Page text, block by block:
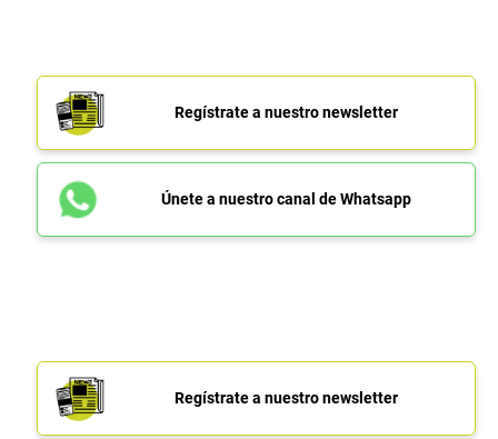
Regístrate a nuestro newsletter
Únete a nuestro canal de Whatsapp
Regístrate a nuestro newsletter